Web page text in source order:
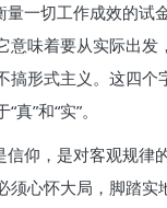
量一切工作成效的试
意味着要从实际出发
搞形式主义。这四个
”和“实”。
信仰，是对客观规律
须心怀大局，脚踏实